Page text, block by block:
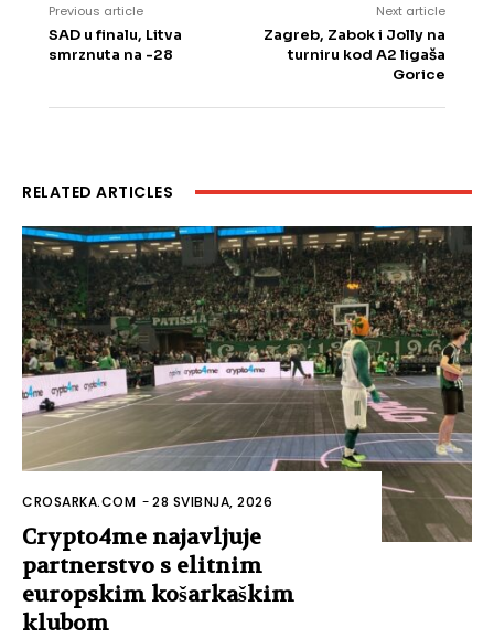
Previous article
SAD u finalu, Litva
smrznuta na -28
Next article
Zagreb, Zabok i Jolly na
turniru kod A2 ligaša
Gorice
RELATED ARTICLES
CROSARKA.COM -28 SVIBNJA, 2026
Crypto4me najavljuje
partnerstvo s elitnim
europskim košarkaškim
klubom